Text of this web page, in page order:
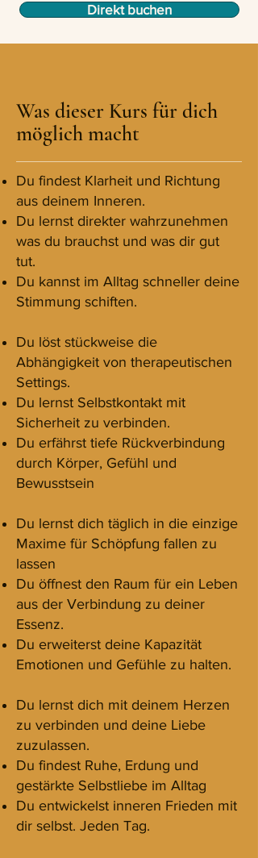
Direkt buchen
Was dieser Kurs für dich
möglich macht
Du findest Klarheit und Richtung
aus deinem Inneren.
Du lernst direkter wahrzunehmen
was du brauchst und was dir gut
tut.
Du kannst im Alltag schneller deine
Stimmung schiften.
Du löst stückweise die
Abhängigkeit von therapeutischen
Settings.
Du lernst Selbstkontakt mit
Sicherheit zu verbinden.
Du erfährst tiefe Rückverbindung
durch Körper, Gefühl und
Bewusstsein
Du lernst dich täglich in die einzige
Maxime für Schöpfung fallen zu
lassen
Du öffnest den Raum für ein Leben
aus der Verbindung zu deiner
Essenz.
Du erweiterst deine Kapazität
Emotionen und Gefühle zu halten.
Du lernst dich mit deinem Herzen
zu verbinden und deine Liebe
zuzulassen.
Du findest Ruhe, Erdung und
gestärkte Selbstliebe im Alltag
Du entwickelst inneren Frieden mit
dir selbst. Jeden Tag.